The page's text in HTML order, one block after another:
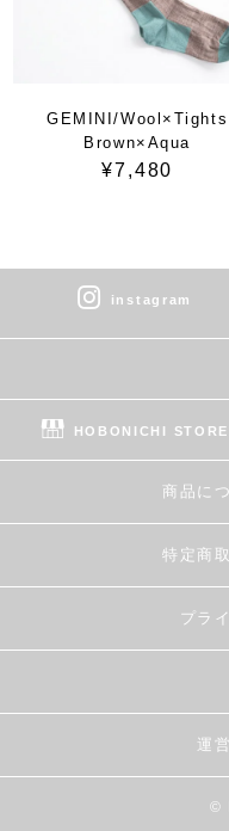
GEMINI/Wool×Tights
Brown×Aqua
¥7,480
instagram
HOBONICHI STORE
商品に
特定商
プラ
運
©